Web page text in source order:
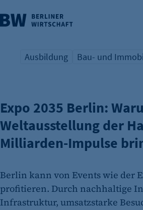
überspringen
Übersicht Schlagwort
Ausbildung
Übersicht
Bau- und
WELTAUSSTELLUNG IN BERLIN
Expo 2035 Berlin:
Weltausstellung der
Milliarden-Impulse
Berlin kann von Events wie der
profitieren. Durch nachhaltige
Infrastruktur, umsatzstarke